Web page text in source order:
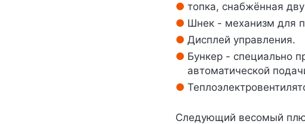
топка, снабжённая
Шнек - механизм для
Дисплей управления.
Бункер - специально
автоматической
Следующий весомый